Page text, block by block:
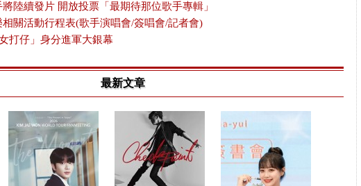
陸續發片 開放投票「最期待那位歌手專輯」
相關活動行程表(歌手演唱會/簽唱會/記者會)
打仔」身分進軍大銀幕
最新文章